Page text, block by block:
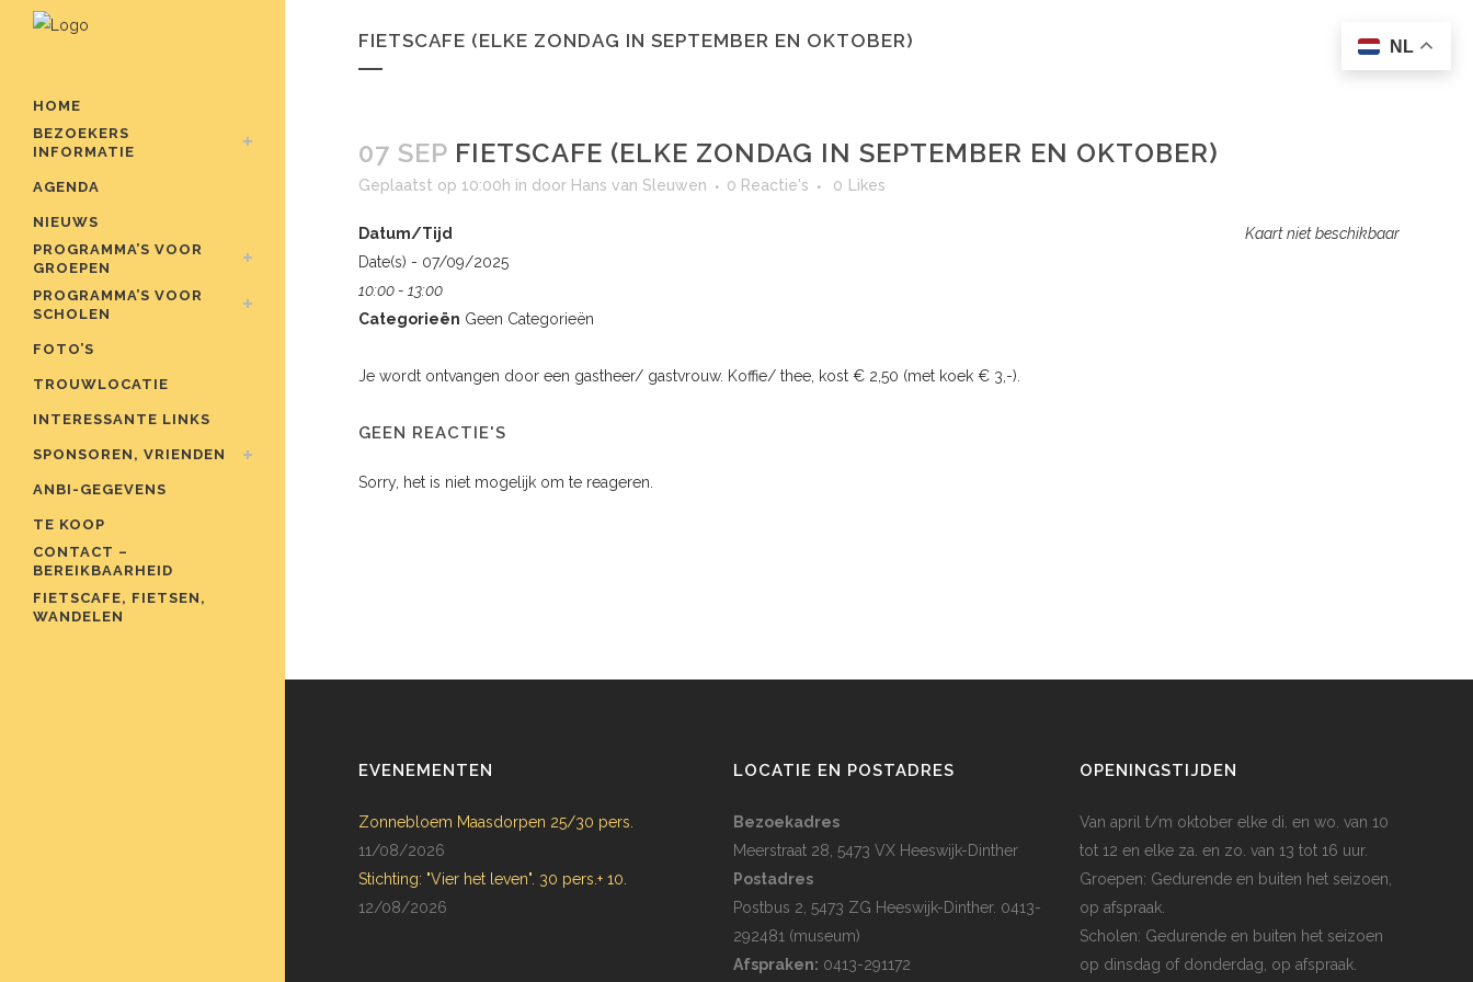
HOME
BEZOEKERS
INFORMATIE
AGENDA
NIEUWS
PROGRAMMA’S VOOR
GROEPEN
PROGRAMMA’S VOOR
SCHOLEN
FOTO’S
TROUWLOCATIE
INTERESSANTE LINKS
SPONSOREN, VRIENDEN
ANBI-GEGEVENS
TE KOOP
CONTACT –
BEREIKBAARHEID
FIETSCAFE, FIETSEN,
WANDELEN
FIETSCAFE (ELKE ZONDAG IN SEPTEMBER EN OKTOBER)
07 SEP FIETSCAFE (ELKE ZONDAG IN SEPTEMBER EN OKTOBER)
Geplaatst op 10:00h in door Hans van Sleuwen 0 Reactie's 0 Likes
Kaart niet beschikbaar
Datum/Tijd
Date(s) - 07/09/2025
10:00 - 13:00
Categorieën Geen Categorieën
Je wordt ontvangen door een gastheer/ gastvrouw. Koffie/ thee, kost € 2,50 (met koek € 3,-).
GEEN REACTIE'S
Sorry, het is niet mogelijk om te reageren.
EVENEMENTEN
Zonnebloem Maasdorpen 25/30 pers.
11/08/2026
Stichting: "Vier het leven". 30 pers.+ 10.
12/08/2026
LOCATIE EN POSTADRES
Bezoekadres
Meerstraat 28, 5473 VX Heeswijk-Dinther
Postadres
Postbus 2, 5473 ZG Heeswijk-Dinther. 0413-
292481 (museum)
Afspraken: 0413-291172
OPENINGSTIJDEN
Van april t/m oktober elke di. en wo. van 10
tot 12 en elke za. en zo. van 13 tot 16 uur.
Groepen: Gedurende en buiten het seizoen,
op afspraak.
Scholen: Gedurende en buiten het seizoen
op dinsdag of donderdag, op afspraak.
NL